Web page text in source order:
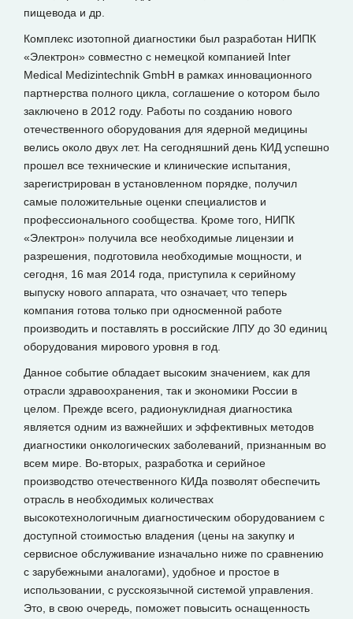
пищевода и др.
Комплекс изотопной диагностики был разработан НИПК
«Электрон» совместно с немецкой компанией Inter
Medical Medizintechnik GmbH в рамках инновационного
партнерства полного цикла, соглашение о котором было
заключено в 2012 году. Работы по созданию нового
отечественного оборудования для ядерной медицины
велись около двух лет. На сегодняшний день КИД успешно
прошел все технические и клинические испытания,
зарегистрирован в установленном порядке, получил
самые положительные оценки специалистов и
профессионального сообщества. Кроме того, НИПК
«Электрон» получила все необходимые лицензии и
разрешения, подготовила необходимые мощности, и
сегодня, 16 мая 2014 года, приступила к серийному
выпуску нового аппарата, что означает, что теперь
компания готова только при односменной работе
производить и поставлять в российские ЛПУ до 30 единиц
оборудования мирового уровня в год.
Данное событие обладает высоким значением, как для
отрасли здравоохранения, так и экономики России в
целом. Прежде всего, радионуклидная диагностика
является одним из важнейших и эффективных методов
диагностики онкологических заболеваний, признанным во
всем мире. Во-вторых, разработка и серийное
производство отечественного КИДа позволят обеспечить
отрасль в необходимых количествах
высокотехнологичным диагностическим оборудованием с
доступной стоимостью владения (цены на закупку и
сервисное обслуживание изначально ниже по сравнению
с зарубежными аналогами), удобное и простое в
использовании, с русскоязычной системой управления.
Это, в свою очередь, поможет повысить оснащенность